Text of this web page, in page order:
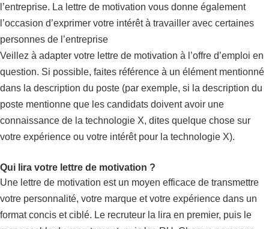
l’entreprise. La lettre de motivation vous donne également
l’occasion d’exprimer votre intérêt à travailler avec certaines
personnes de l’entreprise
Veillez à adapter votre lettre de motivation à l’offre d’emploi en
question. Si possible, faites référence à un élément mentionné
dans la description du poste (par exemple, si la description du
poste mentionne que les candidats doivent avoir une
connaissance de la technologie X, dites quelque chose sur
votre expérience ou votre intérêt pour la technologie X).
Qui lira votre lettre de motivation ?
Une lettre de motivation est un moyen efficace de transmettre
votre personnalité, votre marque et votre expérience dans un
format concis et ciblé. Le recruteur la lira en premier, puis le